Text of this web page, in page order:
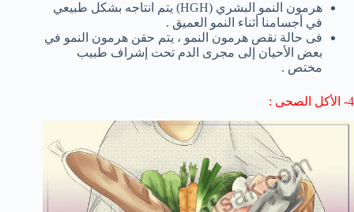
هرمون النمو البشري (
HGH) يتم انتاجه بشكل طبيعي
في أجسامنا أثناء النمو العميق .
فى حالة نقص هرمون النمو ، يتم حقن هرمون النمو في
بعض الأحيان إلى مجرى الدم تحت إشراف طبيب
مختص .
4- الأكل الصحى :